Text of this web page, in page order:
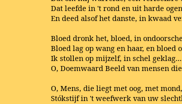
Dat leefde in 't rond en uit harde
En deed alsof het danste, in kwaad
Bloed dronk het, bloed, in
Bloed lag op wang en haar, en bloed
Ik stollen op mijzelf, in schel
O, Doemwaard Beeld van mensen
O, Mens, die liegt met oog, met
Stókstijf in 't weefwerk van uw